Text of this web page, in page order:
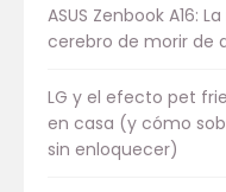
ASUS Zenbook A16:
cerebro de morir de
LG y el efecto pet
en casa (y cómo
sin enloquecer)